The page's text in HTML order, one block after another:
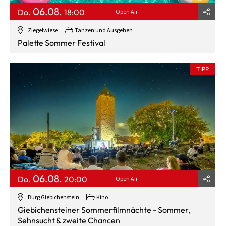
Ziegelwiese Tanzen und Ausgehen
Do. 06.08. 18:00 Open Air
Palette Sommer Festival
Burg Giebichenstein Kino
TIPP
Do. 06.08. 20:00 Open Air
Giebichensteiner Sommerfilmnächte - Sommer,
Sehnsucht & zweite Chancen